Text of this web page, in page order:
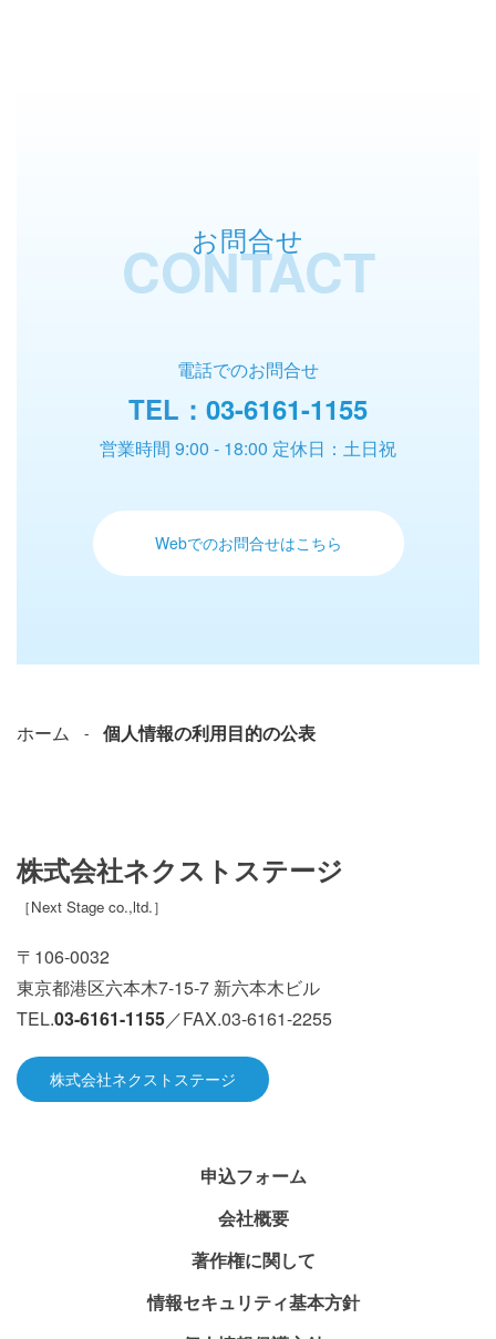
お問合せ
CONTACT
電話でのお問合せ
TEL： 03-6161-1155
営業時間 9:00 - 18:00 定休日：土日祝
Webでのお問合せはこちら
ホーム 個人情報の利用目的の公表
株式会社ネクストステージ
［Next Stage co.,ltd.］
〒106-0032
東京都港区六本木7-15-7 新六本木ビル
TEL.03-6161-1155／FAX.03-6161-2255
株式会社ネクストステージ
申込フォーム
会社概要
著作権に関して
情報セキュリティ基本方針